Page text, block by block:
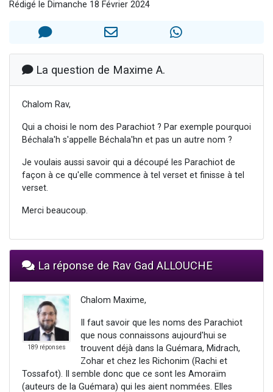
Il reste 49 places pour étudier en groupe sur Zoom
Eva vient de donner son Maasser
Rédigé le Dimanche 18 Février 2024
La question de Maxime A.
Chalom Rav,
Qui a choisi le nom des Parachiot ? Par exemple pourquoi
Béchala'h s'appelle Béchala'hn et pas un autre nom ?
Je voulais aussi savoir qui a découpé les Parachiot de
façon à ce qu'elle commence à tel verset et finisse à tel
verset.
Merci beaucoup.
La réponse de Rav Gad ALLOUCHE
189 réponses
Chalom Maxime,
Il faut savoir que les noms des Parachiot
que nous connaissons aujourd'hui se
trouvent déjà dans la Guémara, Midrach,
Zohar et chez les Richonim (Rachi et
Tossafot). Il semble donc que ce sont les Amoraïm
(auteurs de la Guémara) qui les aient nommées. Elles